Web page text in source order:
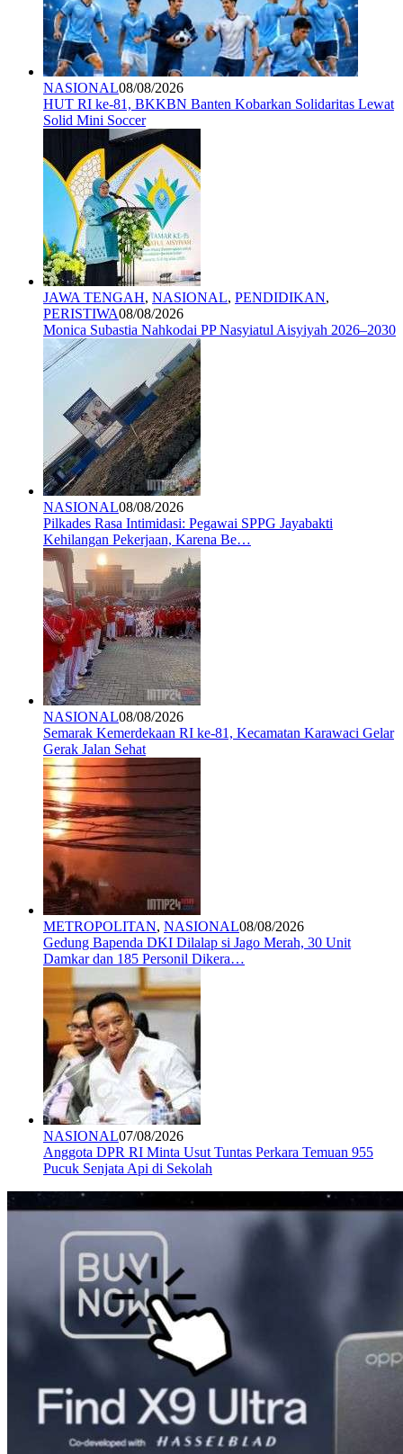
NASIONAL08/08/2026
HUT RI ke-81, BKKBN Banten Kobarkan Solidaritas Lewat
Solid Mini Soccer
JAWA TENGAH, NASIONAL, PENDIDIKAN,
PERISTIWA08/08/2026
Monica Subastia Nahkodai PP Nasyiatul Aisyiyah 2026–2030
NASIONAL08/08/2026
Pilkades Rasa Intimidasi: Pegawai SPPG Jayabakti
Kehilangan Pekerjaan, Karena Be…
NASIONAL08/08/2026
Semarak Kemerdekaan RI ke-81, Kecamatan Karawaci Gelar
Gerak Jalan Sehat
METROPOLITAN, NASIONAL08/08/2026
Gedung Bapenda DKI Dilalap si Jago Merah, 30 Unit
Damkar dan 185 Personil Dikera…
NASIONAL07/08/2026
Anggota DPR RI Minta Usut Tuntas Perkara Temuan 955
Pucuk Senjata Api di Sekolah